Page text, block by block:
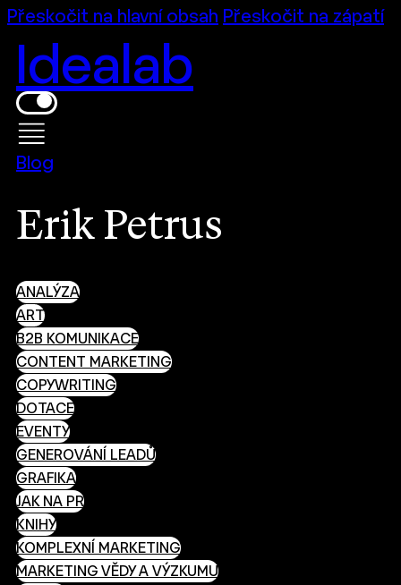
Přeskočit na hlavní obsah Přeskočit na zápatí
Idealab
Blog
Erik Petrus
ANALÝZA
ART
B2B KOMUNIKACE
CONTENT MARKETING
COPYWRITING
DOTACE
EVENTY
GENEROVÁNÍ LEADŮ
GRAFIKA
JAK NA PR
KNIHY
KOMPLEXNÍ MARKETING
MARKETING VĚDY A VÝZKUMU